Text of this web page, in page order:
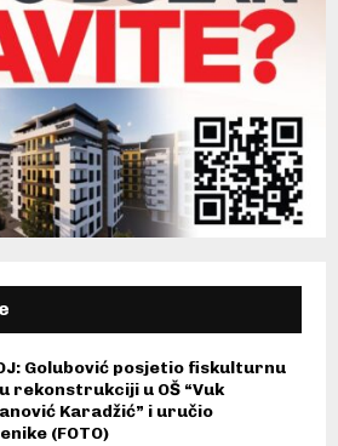
Golubović posjetio fiskulturnu
rekonstrukciji u OŠ “Vuk
Karadžić” i uručio
(FOTO)